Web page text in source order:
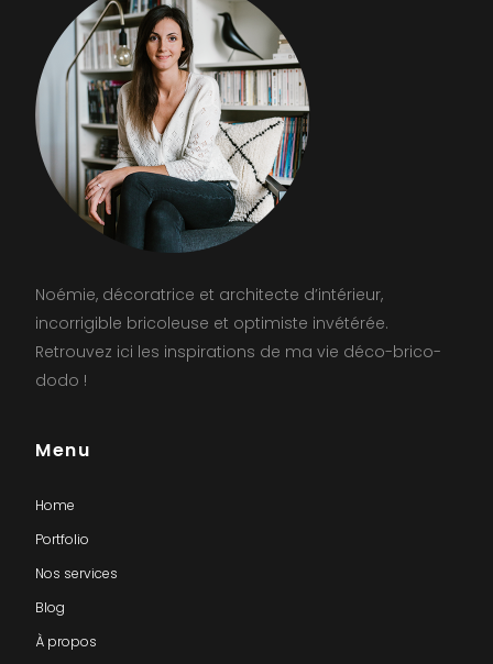
Noémie, décoratrice et architecte d’intérieur,
incorrigible bricoleuse et optimiste invétérée.
Retrouvez ici les inspirations de ma vie déco-brico-
dodo !
Menu
Home
Portfolio
Nos services
Blog
À propos